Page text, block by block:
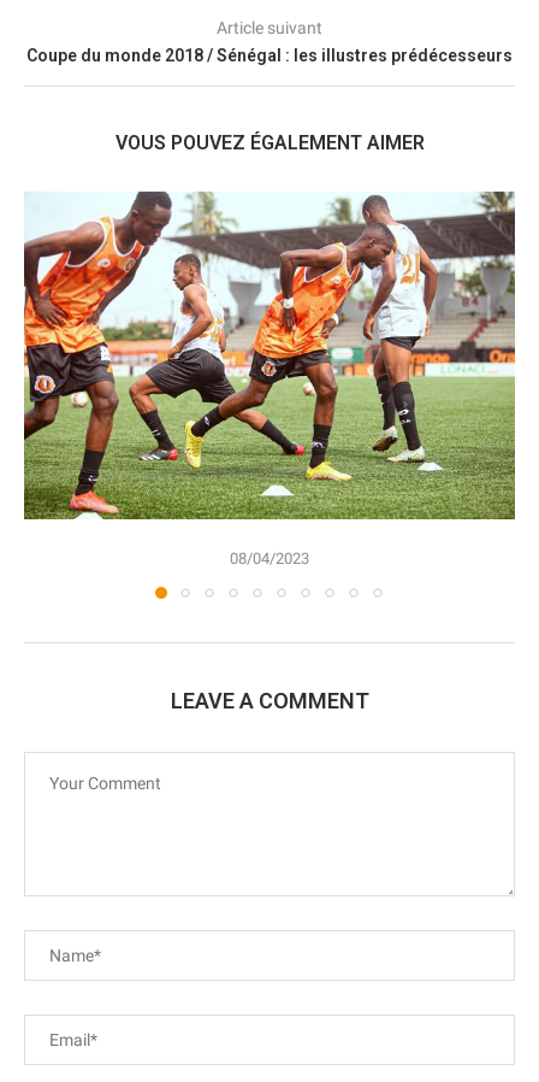
Article suivant
Coupe du monde 2018 / Sénégal : les illustres prédécesseurs
VOUS POUVEZ ÉGALEMENT AIMER
08/04/2023
LEAVE A COMMENT